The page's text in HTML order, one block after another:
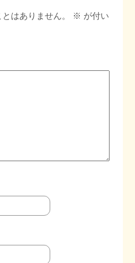
はありません。 ※ が付い